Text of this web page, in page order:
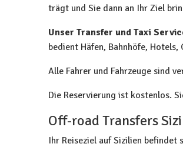
trägt und Sie dann an Ihr Ziel
Unser Transfer und Taxi
bedient Häfen, Bahnhöfe,
Alle Fahrer und Fahrzeuge sind
Die Reservierung ist kostenlos.
Off-road Transfers
Ihr Reiseziel auf Sizilien befindet